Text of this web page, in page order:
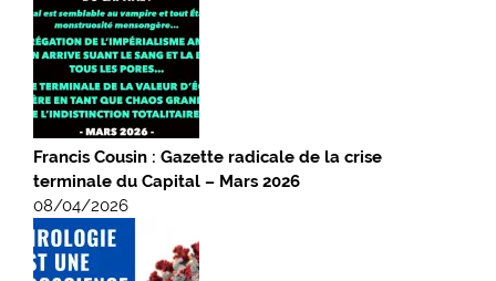
Francis Cousin : Gazette radicale de la crise
terminale du Capital – Mars 2026
08/04/2026